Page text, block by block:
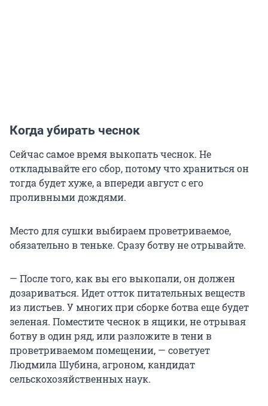
Когда убирать чеснок
Сейчас самое время выкопать чеснок. Не
откладывайте его сбор, потому что храниться он
тогда будет хуже, а впереди август с его
проливными дождями.
Место для сушки выбираем проветриваемое,
обязательно в теньке. Сразу ботву не отрывайте.
— После того, как вы его выкопали, он должен
дозариваться. Идет отток питательных веществ
из листьев. У многих при сборке ботва еще будет
зеленая. Поместите чеснок в ящики, не отрывая
ботву в один ряд, или разложите в тени в
проветриваемом помещении, — советует
Людмила Шубина, агроном, кандидат
сельскохозяйственных наук.